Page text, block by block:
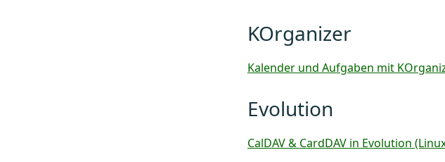
KOrganizer
Kalender und Aufgaben mit
Evolution
CalDAV & CardDAV in Evolution